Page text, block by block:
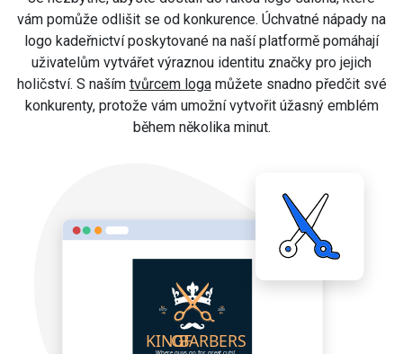
vám pomůže odlišit se od konkurence. Úchvatné nápady na
logo kadeřnictví poskytované na naší platformě pomáhají
uživatelům vytvářet výraznou identitu značky pro jejich
holičství. S naším tvůrcem logamůžete snadno předčit své
konkurenty, protože vám umožní vytvořit úžasný emblém
během několika minut.